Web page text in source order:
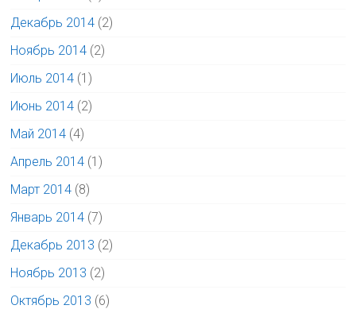
Декабрь 2014 (2)
Ноябрь 2014 (2)
Июль 2014 (1)
Июнь 2014 (2)
Май 2014 (4)
Апрель 2014 (1)
Март 2014 (8)
Январь 2014 (7)
Декабрь 2013 (2)
Ноябрь 2013 (2)
Октябрь 2013 (6)